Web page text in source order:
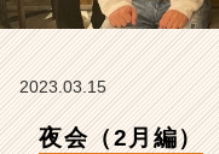
成
2023.03.15
夜会（2月編）